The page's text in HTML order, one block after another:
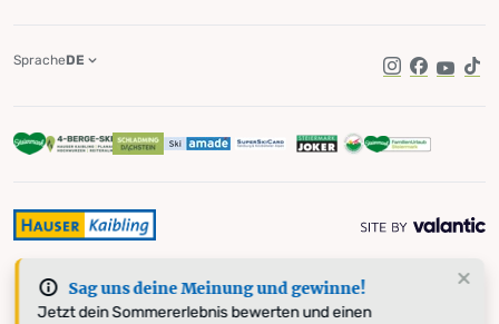
Sag uns deine Meinung und gewinne!
Jetzt dein Sommererlebnis bewerten und einen
Instagram
Facebook
SpracheDE